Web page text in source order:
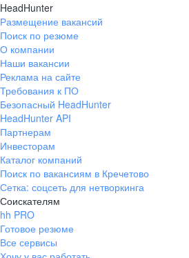
HeadHunter
Размещение вакансий
Поиск по резюме
О компании
Наши вакансии
Реклама на сайте
Требования к ПО
Безопасный HeadHunter
HeadHunter API
Партнерам
Инвесторам
Каталог компаний
Поиск по вакансиям в Кречетово
Сетка: соцсеть для нетворкинга
Соискателям
hh PRO
Готовое резюме
Все сервисы